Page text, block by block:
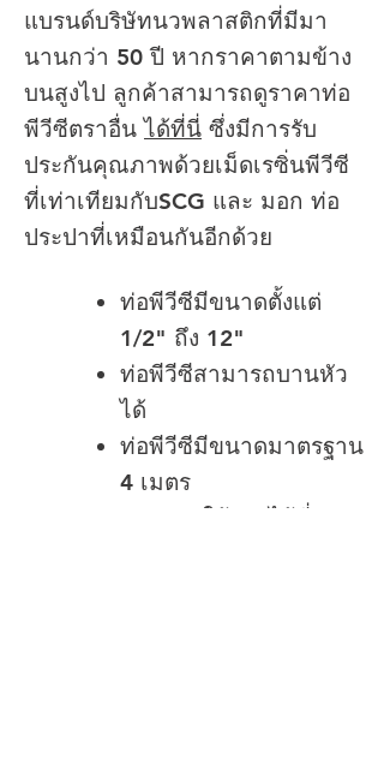
แบรนด์บริษัทนวพลาสติกที่มีมา
นานกว่า 50 ปี หากราคาตามข้าง
บนสูงไป ลูกค้าสามารถดูราคาท่อ
พีวีซีตราอื่นได้ที่นี่ ซึ่งมีการรับ
ประกันคุณภาพด้วยเม็ดเรซิ่นพีวีซี
ที่เท่าเทียมกับSCG และ มอก ท่อ
ประปาที่เหมือนกันอีกด้วย
ท่อพีวีซีมีขนาดตั้งแต่
1/2" ถึง 12"
ท่อพีวีซีสามารถบานหัว
ได้
ท่อพีวีซีมีขนาดมาตรฐาน
4 เมตร